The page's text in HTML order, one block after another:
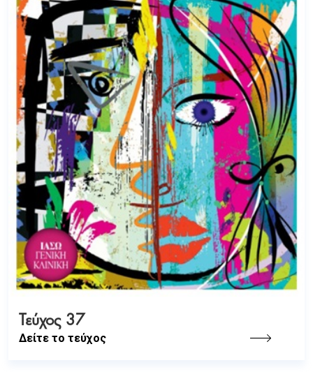
Τεύχος 37
Δείτε το τεύχος